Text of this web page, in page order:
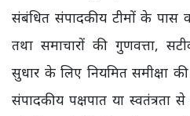
संबंधित संपादकीय टीमों के पास
तथा समाचारों की गुणवत्ता,
सुधार के लिए नियमित समीक्षा
संपादकीय पक्षपात या स्वतंत्रता